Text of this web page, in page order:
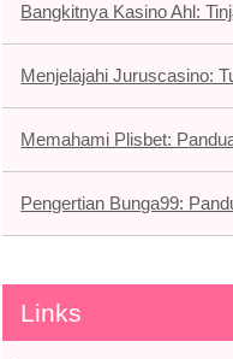
Bangkitnya Kasino Ahl:
Menjelajahi Juruscasino:
Memahami Plisbet:
Pengertian Bunga99:
Links